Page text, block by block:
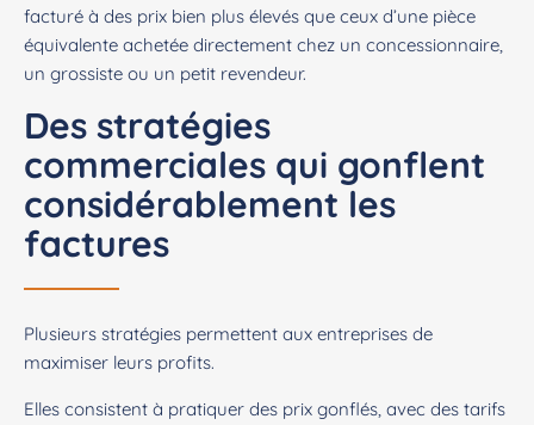
facturé à des prix bien plus élevés que ceux d’une pièce
équivalente achetée directement chez un concessionnaire,
un grossiste ou un petit revendeur.
Des stratégies
commerciales qui gonflent
considérablement les
factures
Plusieurs stratégies permettent aux entreprises de
maximiser leurs profits.
Elles consistent à pratiquer des prix gonflés, avec des tarifs